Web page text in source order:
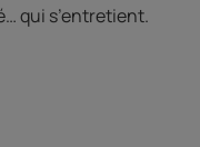
qui s’entretient.